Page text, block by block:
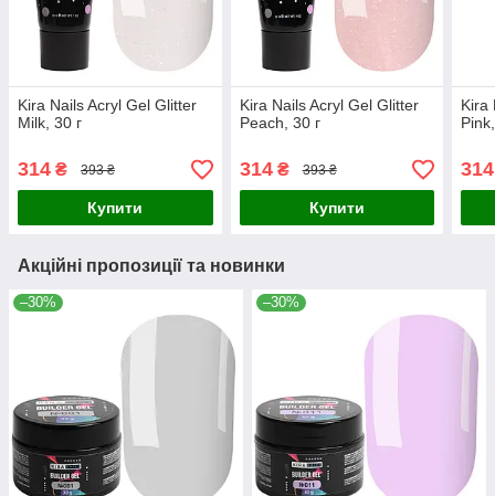
Kira Nails Acryl Gel Glitter
Milk, 30 г
314 ₴ 393 ₴
Купити
Kira Nails Acryl Gel Glitter
Peach, 30 г
314₴ 393 ₴
Купити
Kira
314
Акційні пропозиції та новинки
–30% –30%